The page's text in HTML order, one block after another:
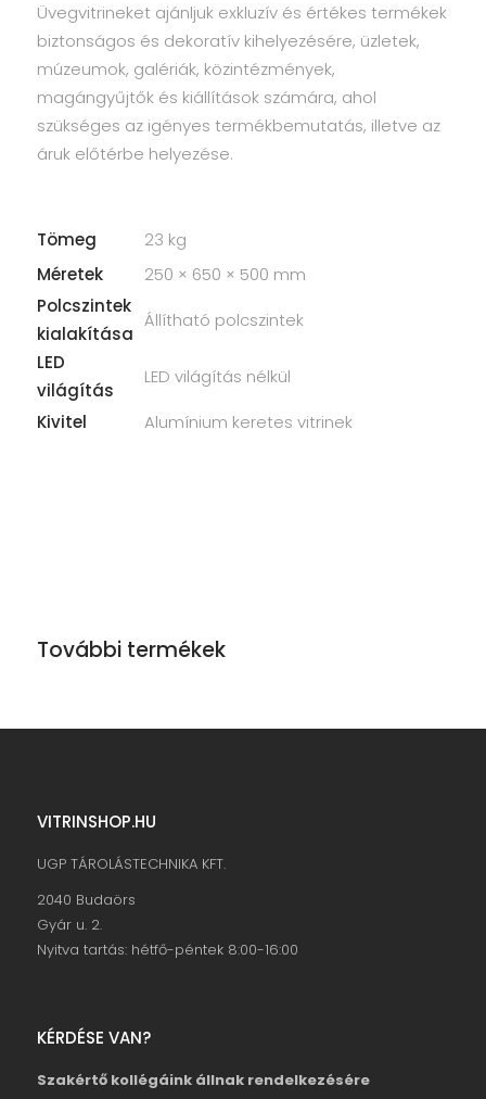
Üvegvitrineket ajánljuk exkluzív és értékes termékek
biztonságos és dekoratív kihelyezésére, üzletek,
múzeumok, galériák, közintézmények,
magángyűjtők és kiállítások számára, ahol
szükséges az igényes termékbemutatás, illetve az
áruk előtérbe helyezése.
Tömeg
23 kg
Méretek
250 × 650 × 500 mm
Polcszintek
kialakítása
Állítható polcszintek
LED
világítás
LED világítás nélkül
Kivitel
Alumínium keretes vitrinek
További termékek
VITRINSHOP.HU
UGP TÁROLÁSTECHNIKA KFT.
2040 Budaörs
Gyár u. 2.
Nyitva tartás: hétfő-péntek 8:00-16:00
KÉRDÉSE VAN?
Szakértő kollégáink állnak rendelkezésére